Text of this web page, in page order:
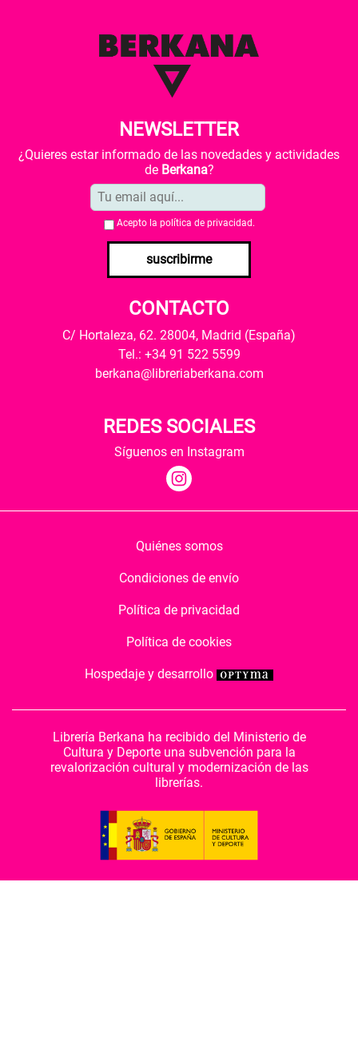
NEWSLETTER
¿Quieres estar informado de las novedades y actividades
de Berkana?
Acepto la política de privacidad .
suscribirme
CONTACTO
C/ Hortaleza, 62. 28004, Madrid (España)
Tel.: +34 91 522 5599
berkana@libreriaberkana.com
REDES SOCIALES
Síguenos en Instagram
Quiénes somos
Condiciones de envío
Política de privacidad
Política de cookies
Hospedaje y desarrollo
Librería Berkana ha recibido del Ministerio de
Cultura y Deporte una subvención para la
revalorización cultural y modernización de las
librerías.